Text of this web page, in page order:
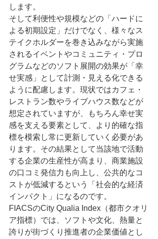
します。
そして利便性や規模などの「ハードに
よる初期設定」だけでなく、様々なス
テイクホルダーを巻き込みながら実施
されるイベントやコミュニティ・プロ
グラムなどのソフト展開の効果が「幸
せ実感」として計測・見える化できる
ように配慮します。現状ではカフェ・
レストラン数やライブハウス数などが
想定されていますが、もちろん幸せ実
感を支える要素として、より的確な指
標を模索し常に更新していく必要があ
ります。その結果として当該地で活動
する企業の生産性が高まり、商業施設
の口コミ発信力も向上し、公共的なコ
ストが低減するという「社会的な経済
インパクト」になるのです。
FIACSのCity Qualia Index（都市クオリ
ア指標）では、ソフトや文化、熱量と
誇りが街づくり推進者の企業価値とし